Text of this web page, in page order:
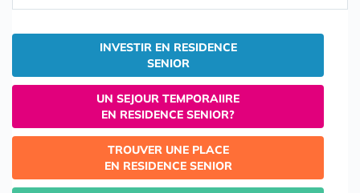
INVESTIR EN RESIDENCE
SENIOR
UN SEJOUR TEMPORAIIRE
EN RESIDENCE SENIOR?
TROUVER UNE PLACE
EN RESIDENCE SENIOR